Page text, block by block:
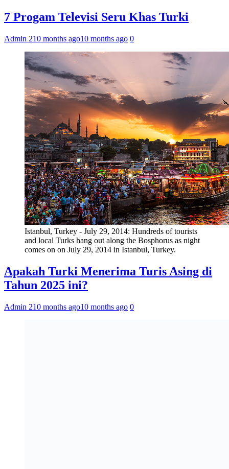
7 Progam Televisi Seru Khas Turki
Admin 210 months ago10 months ago 0
Istanbul, Turkey - July 29, 2014: Hundreds of tourists
and local Turks hang out along the Bosphorus as night
comes on on July 29, 2014 in Istanbul, Turkey.
Apakah Turki Menerima Turis Asing di
Tahun 2025 ini?
Admin 210 months ago10 months ago 0